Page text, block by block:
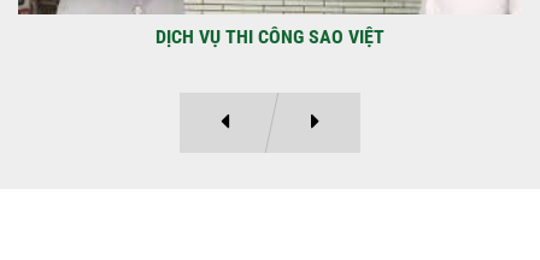
DỰ ÁN BAO GỒM TRỆT, 3 LẦU VÀ SÂN THƯỢNG ANH THANH